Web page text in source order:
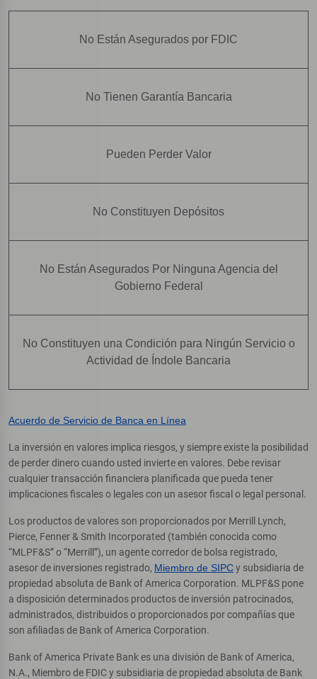
No Están Asegurados por FDIC
No Tienen Garantía Bancaria
Pueden Perder Valor
No Constituyen Depósitos
No Están Asegurados Por Ninguna Agencia del
Gobierno Federal
No Constituyen una Condición para Ningún Servicio o
Actividad de Índole Bancaria
Acuerdo de Servicio de Banca en Línea
La inversión en valores implica riesgos, y siempre existe la posibilidad
de perder dinero cuando usted invierte en valores. Debe revisar
cualquier transacción financiera planificada que pueda tener
implicaciones fiscales o legales con un asesor fiscal o legal personal.
Los productos de valores son proporcionados por Merrill Lynch,
Pierce, Fenner & Smith Incorporated (también conocida como
“MLPF&S” o “Merrill”), un agente corredor de bolsa registrado,
asesor de inversiones registrado, Miembro de SIPCy subsidiaria de
propiedad absoluta de Bank of America Corporation. MLPF&S pone
a disposición determinados productos de inversión patrocinados,
administrados, distribuidos o proporcionados por compañías que
son afiliadas de Bank of America Corporation.
Bank of America Private Bank es una división de Bank of America,
N.A., Miembro de FDIC y subsidiaria de propiedad absoluta de Bank